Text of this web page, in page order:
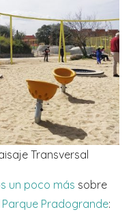
Transversal
un poco más sobre
Pradogrande: